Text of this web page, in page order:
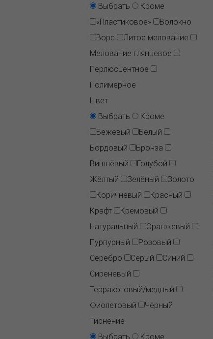
Выбрать
Кроме
«Пластиковое»
Волокно
Ворс
Литое мелование
Мелование глянцевое
Перлюсцентное
Полимерное
Цвет
Выбрать
Кроме
Бежевый
Белый
Бордовый
Бронза
Вишнёвый
Голубой
Жёлтый
Зелёный
Золото
Коричневый
Красный
Крафт
Кремовый
Натуральный
Оранжевый
Пурпурный
Розовый
Серебро
Серый
Синий
Сиреневый
Терракотовый/медный
Фиолетовый
Чёрный
Тиснение
Выбрать
Кроме